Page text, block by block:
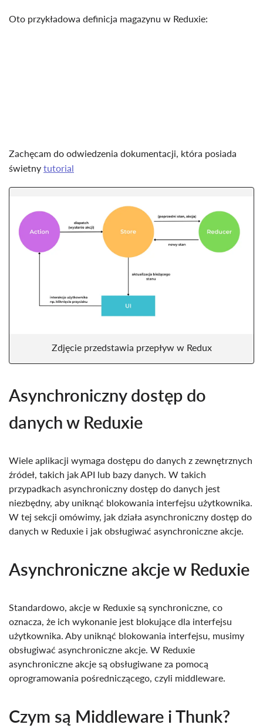
Oto przykładowa definicja magazynu w Reduxie:
Zachęcam do odwiedzenia dokumentacji, która posiada
świetny tutorial
Zdjęcie przedstawia przepływ w Redux
Asynchroniczny dostęp do
danych w Reduxie
Wiele aplikacji wymaga dostępu do danych z zewnętrznych
źródeł, takich jak API lub bazy danych. W takich
przypadkach asynchroniczny dostęp do danych jest
niezbędny, aby uniknąć blokowania interfejsu użytkownika.
W tej sekcji omówimy, jak działa asynchroniczny dostęp do
danych w Reduxie i jak obsługiwać asynchroniczne akcje.
Asynchroniczne akcje w Reduxie
Standardowo, akcje w Reduxie są synchroniczne, co
oznacza, że ​​ich wykonanie jest blokujące dla interfejsu
użytkownika. Aby uniknąć blokowania interfejsu, musimy
obsługiwać asynchroniczne akcje. W Reduxie
asynchroniczne akcje są obsługiwane za pomocą
oprogramowania pośredniczącego, czyli middleware.
Czym są Middleware i Thunk?